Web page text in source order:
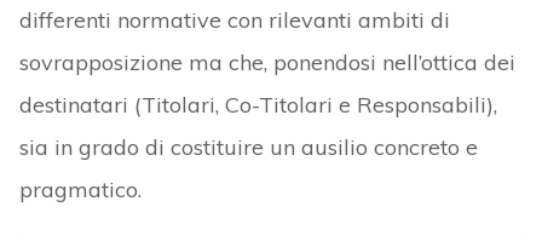
differenti normative con rilevanti ambiti di
sovrapposizione ma che, ponendosi nell’ottica dei
destinatari (Titolari, Co-Titolari e Responsabili),
sia in grado di costituire un ausilio concreto e
pragmatico.